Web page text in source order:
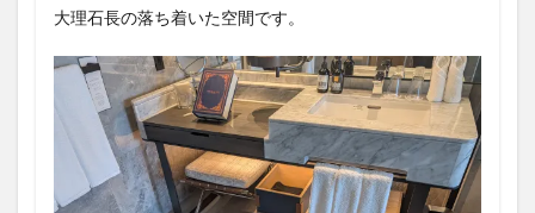
大理石長の落ち着いた空間です。